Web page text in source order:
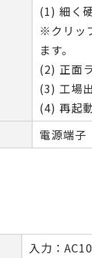
(1) 細く
※クリッ
ます。
(2) 正面
(3) 工場
(4) 再起
電源端子
入力：